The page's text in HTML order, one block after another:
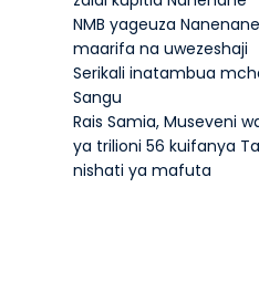
NMB yageuza
maarifa na uwezeshaji
Serikali inatambua
Sangu
Rais Samia, Museveni
ya trilioni 56 kuifanya
nishati ya mafuta